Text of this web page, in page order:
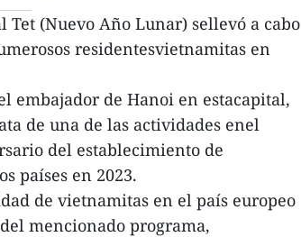
(Nuevo Año Lunar) sellevó a cabo
residentesvietnamitas en
embajador de Hanoi en estacapital,
de una de las actividades enel
del establecimiento de
países en 2023.
de vietnamitas en el país europeo
mencionado programa,